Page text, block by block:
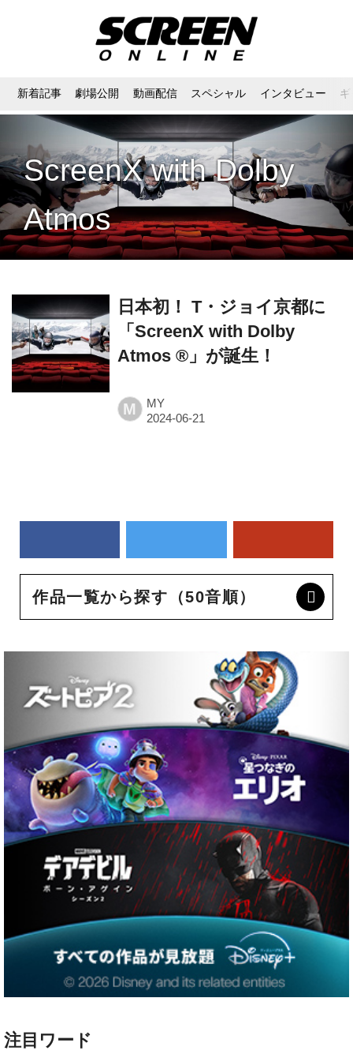
新着記事 劇場公開 動画配信 スペシャル インタビュー
ScreenX with Dolby
Atmos
日本初！ T・ジョイ京都に
「ScreenX with Dolby
Atmos ®」が誕生！
M MY
作品一覧から探す（50音順）
注目ワード
ハリー・ポッター